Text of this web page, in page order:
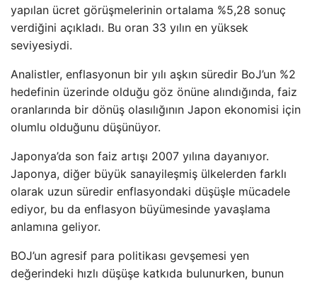
yapılan ücret görüşmelerinin ortalama %5,28 sonuç
verdiğini açıkladı. Bu oran 33 yılın en yüksek
seviyesiydi.
Analistler, enflasyonun bir yılı aşkın süredir BoJ’un %2
hedefinin üzerinde olduğu göz önüne alındığında, faiz
oranlarında bir dönüş olasılığının Japon ekonomisi için
olumlu olduğunu düşünüyor.
Japonya’da son faiz artışı 2007 yılına dayanıyor.
Japonya, diğer büyük sanayileşmiş ülkelerden farklı
olarak uzun süredir enflasyondaki düşüşle mücadele
ediyor, bu da enflasyon büyümesinde yavaşlama
anlamına geliyor.
BOJ’un agresif para politikası gevşemesi yen
değerindeki hızlı düşüşe katkıda bulunurken, bunun